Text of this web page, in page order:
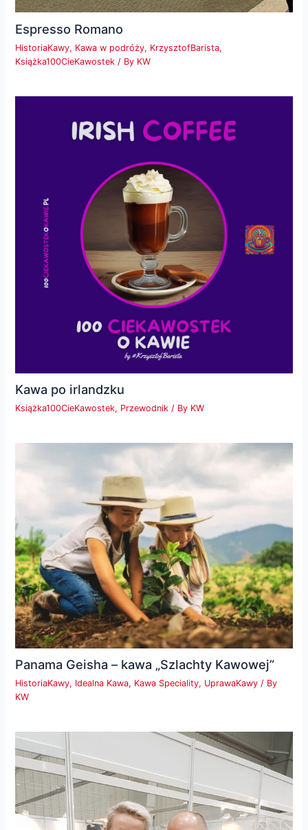
Espresso Romano
HistoriaKawy, Kawa w podróży, KrzysztofBarista,
Książka100CieKawostek / By KW
Kawa po irlandzku
Książka100CieKawostek, Przewodnik / By KW
Panama Geisha – kawa „Szlachty Kawowej”
HistoriaKawy, Idealna Kawa, Kawa Speciality, UprawaKawy / By
KW